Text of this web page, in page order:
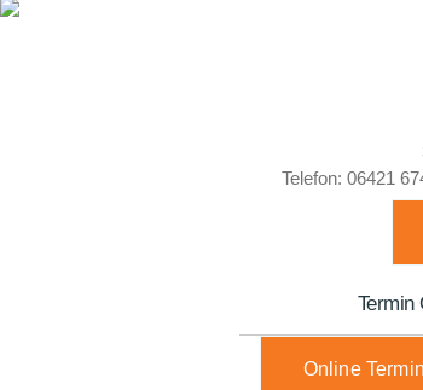
Telefon: 06421
Termin
Online